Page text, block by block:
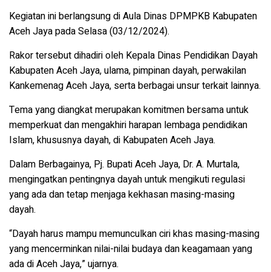
Kegiatan ini berlangsung di Aula Dinas DPMPKB Kabupaten
Aceh Jaya pada Selasa (03/12/2024).
Rakor tersebut dihadiri oleh Kepala Dinas Pendidikan Dayah
Kabupaten Aceh Jaya, ulama, pimpinan dayah, perwakilan
Kankemenag Aceh Jaya, serta berbagai unsur terkait lainnya.
Tema yang diangkat merupakan komitmen bersama untuk
memperkuat dan mengakhiri harapan lembaga pendidikan
Islam, khususnya dayah, di Kabupaten Aceh Jaya.
Dalam Berbagainya, Pj. Bupati Aceh Jaya, Dr. A. Murtala,
mengingatkan pentingnya dayah untuk mengikuti regulasi
yang ada dan tetap menjaga kekhasan masing-masing
dayah.
“Dayah harus mampu memunculkan ciri khas masing-masing
yang mencerminkan nilai-nilai budaya dan keagamaan yang
ada di Aceh Jaya,” ujarnya.